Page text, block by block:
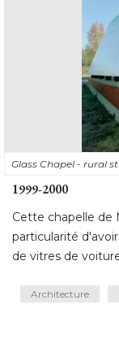
Glass Chapel - rural
1999-2000
Cette chapelle de
particularité
de vitres de
Architecture